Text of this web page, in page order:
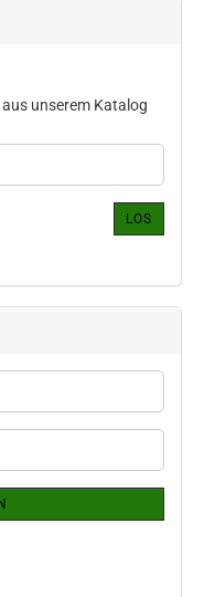
unserem Katalog
LOS